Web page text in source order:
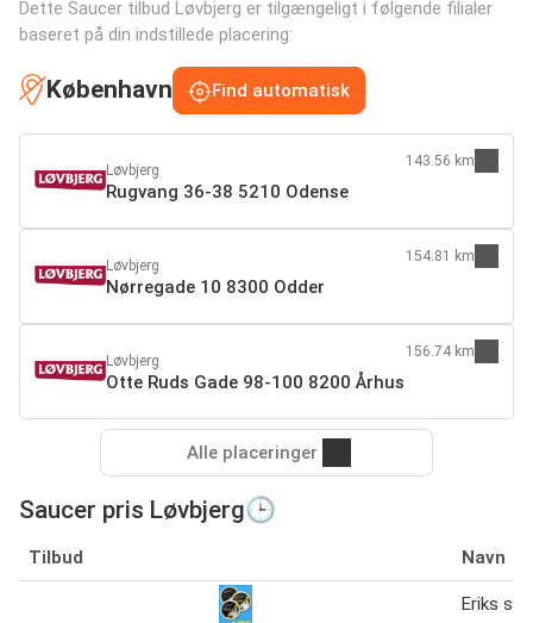
Dette Saucer tilbud Løvbjerg er tilgængeligt i følgende filialer
baseret på din indstillede placering:
København Find automatisk
Løvbjerg
Rugvang 36-38 5210 Odense
143.56 km
Løvbjerg
Nørregade 10 8300 Odder
154.81 km
Løvbjerg
Otte Ruds Gade 98-100 8200 Århus
156.74 km
Alle placeringer
Saucer pris Løvbjerg🕒
Tilbud Navn
Eriks